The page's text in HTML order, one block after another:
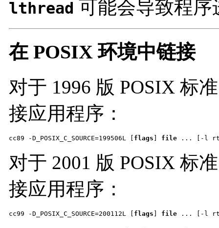
lthread 可能会导致程
在 POSIX 环境中链接
对于 1996 版 POSIX 标
接应用程序：
cc89 -D_POSIX_C_SOURCE=199506L [ flags file ... [-l
对于 2001 版 POSIX 标
接应用程序：
cc99 -D_POSIX_C_SOURCE=200112L [ flags file ... [-l